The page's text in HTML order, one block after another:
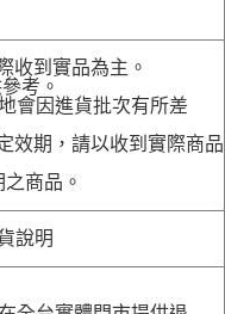
收到實品為主。
考。
會因進貨批次有所差
效期，請以收到實際商品
商品。
說明